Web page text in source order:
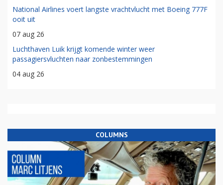
National Airlines voert langste vrachtvlucht met Boeing 777F
ooit uit
07 aug 26
Luchthaven Luik krijgt komende winter weer
passagiersvluchten naar zonbestemmingen
04 aug 26
COLUMNS